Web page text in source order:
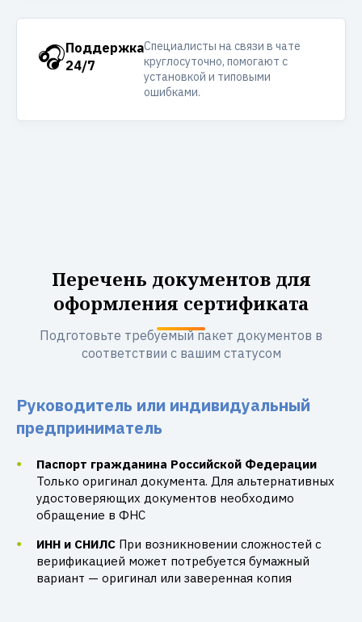
🎧Поддержка
24/7
Специалисты на связи в чате
круглосуточно, помогают с
установкой и типовыми
ошибками.
Перечень документов для
оформления сертификата
Подготовьте требуемый пакет документов в
соответствии с вашим статусом
Руководитель или индивидуальный
предприниматель
Паспорт гражданина Российской Федерации
Только оригинал документа. Для альтернативных
удостоверяющих документов необходимо
обращение в ФНС
ИНН и СНИЛС При возникновении сложностей с
верификацией может потребуется бумажный
вариант — оригинал или заверенная копия